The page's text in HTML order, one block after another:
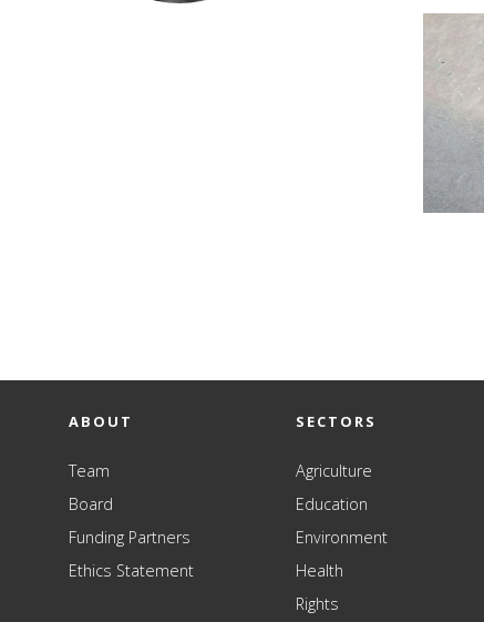
ABOUT
Team
Board
Funding Partners
Ethics Statement
SECTORS
Agriculture
Education
Environment
Health
Rights